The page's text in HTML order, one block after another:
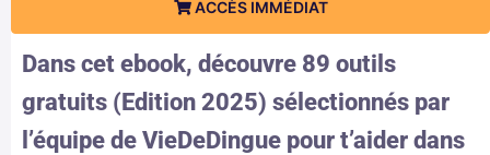
ACCÈS IMMÉDIAT
Dans cet ebook, découvre 89 outils
gratuits (Edition 2025) sélectionnés par
l’équipe de VieDeDingue pour t’aider dans